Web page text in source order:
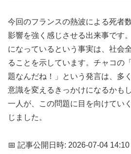
今回のフランスの熱波による死者
影響を強く感じさせる出来事です
になっているという事実は、社会
ることを示しています。チャコの
題なんだね！」という発言は、多
意識を変えるきっかけになるかも
一人が、この問題に目を向けてい
じました。
📅 記事公開日時: 2026-07-04 14:10